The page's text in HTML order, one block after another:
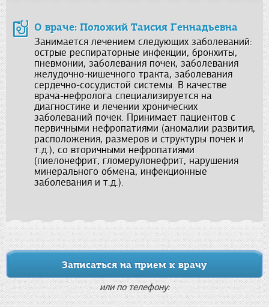
О враче: Положий Таисия Геннадьевна
Занимается лечением следующих заболеваний:
острые респираторные инфекции, бронхиты,
пневмонии, заболевания почек, заболевания
желудочно-кишечного тракта, заболевания
сердечно-сосудистой системы. В качестве
врача-нефролога специализируется на
диагностике и лечении хронических
заболеваний почек. Принимает пациентов с
первичными нефропатиями (аномалии развития,
расположения, размеров и структуры почек и
т.д.), со вторичными нефропатиями
(пиелонефрит, гломерулонефрит, нарушения
минерального обмена, инфекционные
заболевания и т.д.).
Записаться на прием к врачу
или по телефону: